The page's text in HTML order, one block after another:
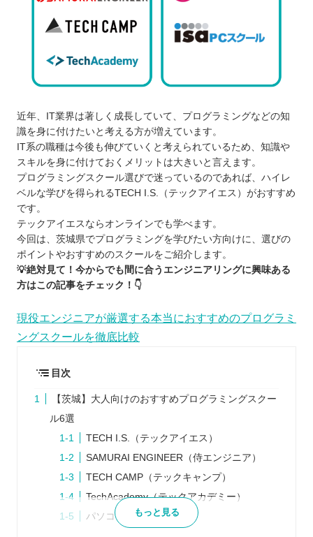
近年、IT業界は著しく成長していて、プログラミングなどの知
識を身に付けたいと考える方が増えています。
IT系の職種は今後も伸びていくと考えられているため、知識や
スキルを身に付けておくメリットは大きいと言えます。
プログラミングスクール選びで迷っているのであれば、ハイレ
ベルな学びを得られるTECH I.S.（テックアイエス）がおすすめ
です。
テックアイエスならオンラインでも学べます。
今回は、茨城県でプログラミングを学びたい方向けに、選びの
ポイントやおすすめのスクールをご紹介します。
💡絶対見て！今からでも間に合うエンジニアリングに興味ある
方はこの記事をチェック！👇
現役エンジニアが厳選する本当におすすめのプログラミ
ングスクールを徹底比較
目次
【茨城】大人向けのおすすめプログラミングスクー
ル6選
TECH I.S.（テックアイエス）
SAMURAI ENGINEER（侍エンジニア）
TECH CAMP（テックキャンプ）
TechAcademy（テックアカデミー）
パソコンスクールISA
もっと見る